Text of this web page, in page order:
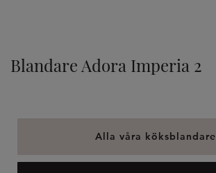
Blandare Adora Imperia 2
Alla våra köksblandare